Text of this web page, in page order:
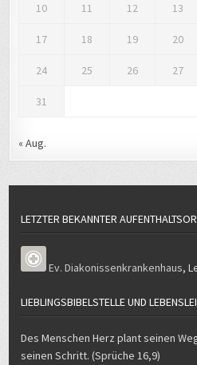
10 11 12 13
17 18 19 20
24 25 26 27
31
« Aug.
LETZTER BEKANNTER
Ev. Diakonissenkrankenhaus,
LIEBLINGSBIBELSTELLE UND
Des Menschen Herz plant seinen
seinen Schritt. (Sprüche 16,9)